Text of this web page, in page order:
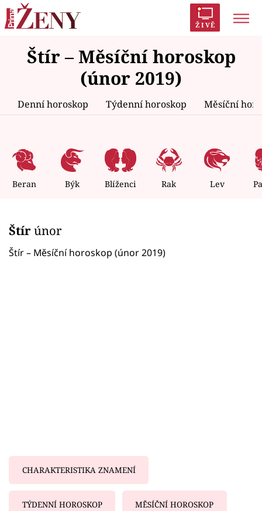
ŽIVĚ
Trendy: Polabí Inspekce Prostřeno!
AYTO?
Zrádci Proměny
Témata
Celebrity
Seriály
Sledujte nás
Štír – Měsíční horoskop
(únor 2019)
Denní horoskop Týdenní horoskop Měsíční
Beran Býk Blíženci Rak Lev
Štírúnor
Štír – Měsíční horoskop (únor 2019)
CHARAKTERISTIKA ZNAMENÍ
TÝDENNÍ HOROSKOP MĚSÍČNÍ HOROSKOP